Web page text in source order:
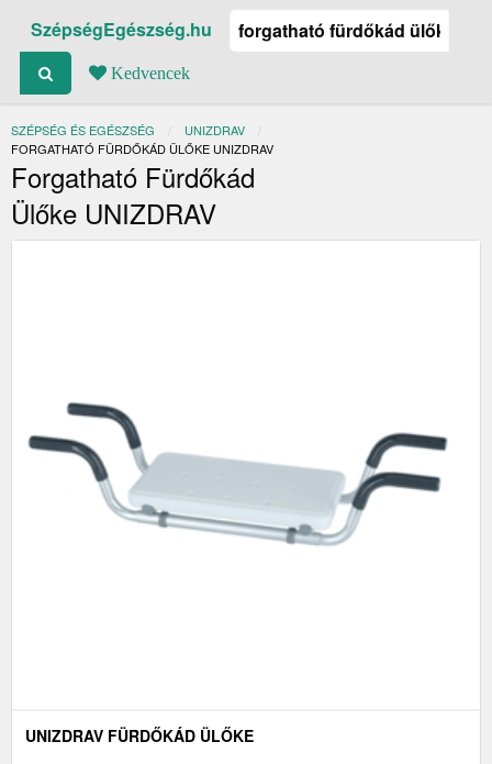
SzépségEgészség.hu
Kedvencek
SZÉPSÉG ÉS EGÉSZSÉG
UNIZDRAV
JELENLEGI:
FORGATHATÓ FÜRDŐKÁD ÜLŐKE UNIZDRAV
Forgatható Fürdőkád
Ülőke UNIZDRAV
UNIZDRAV FÜRDŐKÁD ÜLŐKE